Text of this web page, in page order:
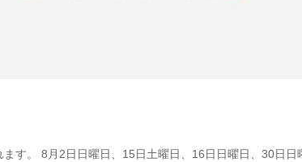
す。 8月2日日曜日、15日土曜日、16日日曜日、30日日